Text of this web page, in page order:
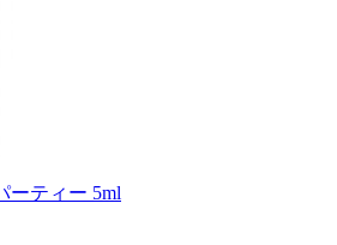
ーティー 5ml